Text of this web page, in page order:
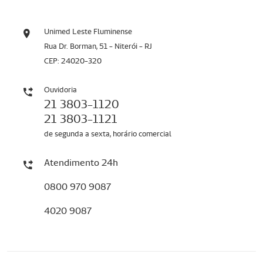
Unimed Leste Fluminense
Rua Dr. Borman, 51 - Niterói - RJ
CEP: 24020-320
Ouvidoria
21 3803-1120
21 3803-1121
de segunda a sexta, horário comercial
Atendimento 24h
0800 970 9087
4020 9087